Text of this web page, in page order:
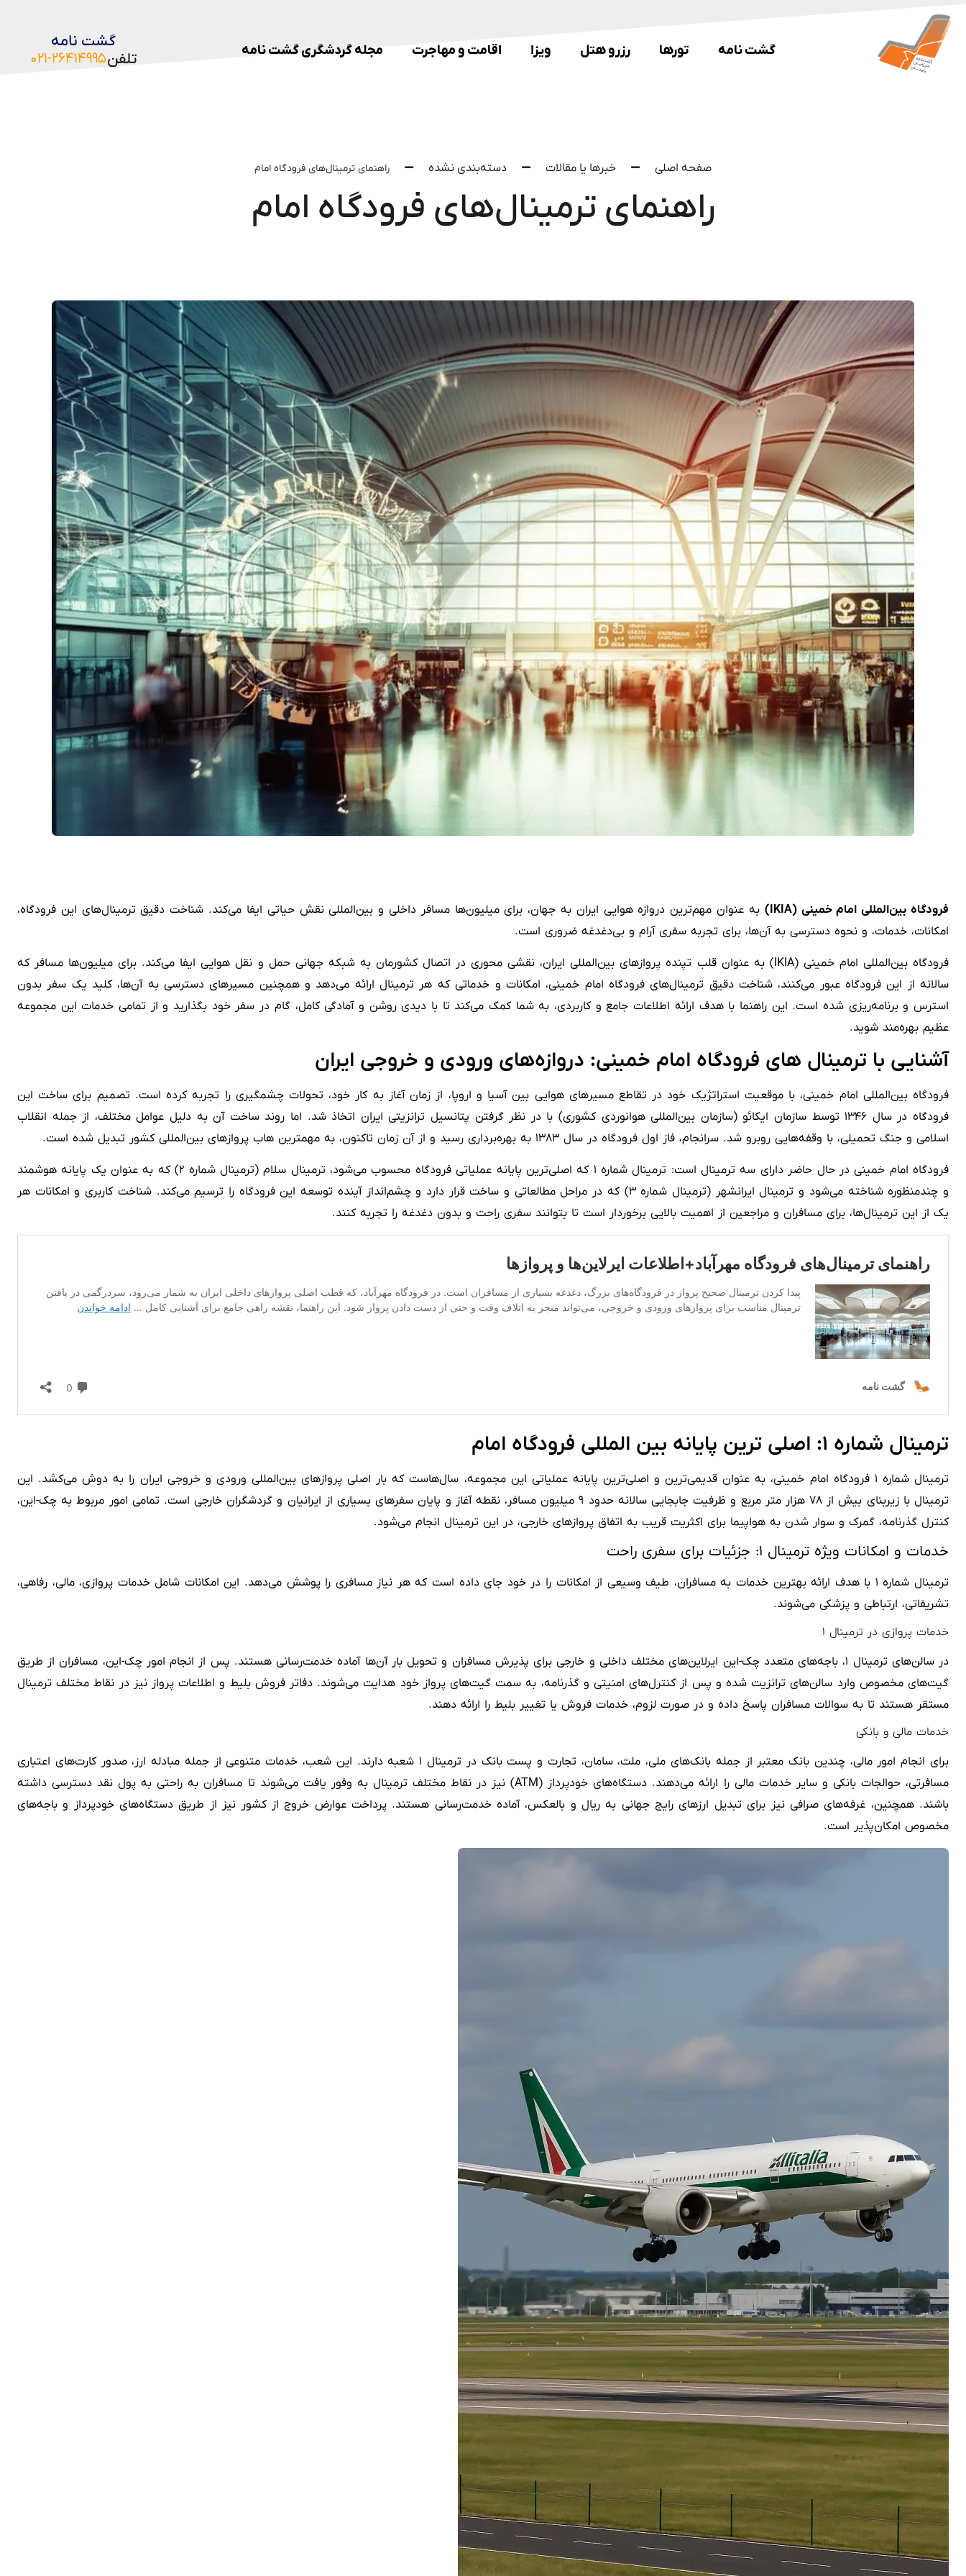
گشت نامه تورها رزرو هتل ویزا اقامت و مهاجرت مجله گردشگری گشت نامه
گشت نامه
تلفن۰۲۱-۲۶۴۱۴۹۹۵
صفحه اصلی خبرها یا مقالات دسته‌بندی نشده راهنمای ترمینال‌های فرودگاه امام
راهنمای ترمینال‌های فرودگاه امام
فرودگاه بین‌المللی امام خمینی (IKIA)
به عنوان مهم‌ترین دروازه هوایی ایران به جهان، برای میلیون‌ها مسافر داخلی و بین‌المللی نقش حیاتی ایفا می‌کند. شناخت دقیق ترمینال‌های این فرودگاه،
امکانات، خدمات، و نحوه دسترسی به آن‌ها، برای تجربه سفری آرام و بی‌دغدغه ضروری است.
فرودگاه بین‌المللی امام خمینی (IKIA) به عنوان قلب تپنده پروازهای بین‌المللی ایران، نقشی محوری در اتصال کشورمان به شبکه جهانی حمل و نقل هوایی ایفا می‌کند. برای میلیون‌ها مسافر که
سالانه از این فرودگاه عبور می‌کنند، شناخت دقیق ترمینال‌های فرودگاه امام خمینی، امکانات و خدماتی که هر ترمینال ارائه می‌دهد و همچنین مسیرهای دسترسی به آن‌ها، کلید یک سفر بدون
استرس و برنامه‌ریزی شده است. این راهنما با هدف ارائه اطلاعات جامع و کاربردی، به شما کمک می‌کند تا با دیدی روشن و آمادگی کامل، گام در سفر خود بگذارید و از تمامی خدمات این مجموعه
عظیم بهره‌مند شوید.
آشنایی با ترمینال های فرودگاه امام خمینی: دروازه‌های ورودی و خروجی ایران
فرودگاه بین‌المللی امام خمینی، با موقعیت استراتژیک خود در تقاطع مسیرهای هوایی بین آسیا و اروپا، از زمان آغاز به کار خود، تحولات چشمگیری را تجربه کرده است. تصمیم برای ساخت این
فرودگاه در سال ۱۳۴۶ توسط سازمان ایکائو (سازمان بین‌المللی هوانوردی کشوری) با در نظر گرفتن پتانسیل ترانزیتی ایران اتخاذ شد. اما روند ساخت آن به دلیل عوامل مختلف، از جمله انقلاب
اسلامی و جنگ تحمیلی، با وقفه‌هایی روبرو شد. سرانجام، فاز اول فرودگاه در سال ۱۳۸۳ به بهره‌برداری رسید و از آن زمان تاکنون، به مهمترین هاب پروازهای بین‌المللی کشور تبدیل شده است.
فرودگاه امام خمینی در حال حاضر دارای سه ترمینال است: ترمینال شماره ۱ که اصلی‌ترین پایانه عملیاتی فرودگاه محسوب می‌شود، ترمینال سلام (ترمینال شماره ۲) که به عنوان یک پایانه هوشمند
و چندمنظوره شناخته می‌شود و ترمینال ایرانشهر (ترمینال شماره ۳) که در مراحل مطالعاتی و ساخت قرار دارد و چشم‌انداز آینده توسعه این فرودگاه را ترسیم می‌کند. شناخت کاربری و امکانات هر
یک از این ترمینال‌ها، برای مسافران و مراجعین از اهمیت بالایی برخوردار است تا بتوانند سفری راحت و بدون دغدغه را تجربه کنند.
ترمینال شماره ۱: اصلی ترین پایانه بین المللی فرودگاه امام
ترمینال شماره ۱ فرودگاه امام خمینی، به عنوان قدیمی‌ترین و اصلی‌ترین پایانه عملیاتی این مجموعه، سال‌هاست که بار اصلی پروازهای بین‌المللی ورودی و خروجی ایران را به دوش می‌کشد. این
ترمینال با زیربنای بیش از ۷۸ هزار متر مربع و ظرفیت جابجایی سالانه حدود ۹ میلیون مسافر، نقطه آغاز و پایان سفرهای بسیاری از ایرانیان و گردشگران خارجی است. تمامی امور مربوط به چک-این،
کنترل گذرنامه، گمرک و سوار شدن به هواپیما برای اکثریت قریب به اتفاق پروازهای خارجی، در این ترمینال انجام می‌شود.
خدمات و امکانات ویژه ترمینال ۱: جزئیات برای سفری راحت
ترمینال شماره ۱ با هدف ارائه بهترین خدمات به مسافران، طیف وسیعی از امکانات را در خود جای داده است که هر نیاز مسافری را پوشش می‌دهد. این امکانات شامل خدمات پروازی، مالی، رفاهی،
تشریفاتی، ارتباطی و پزشکی می‌شوند.
خدمات پروازی در ترمینال ۱
در سالن‌های ترمینال ۱، باجه‌های متعدد چک-این ایرلاین‌های مختلف داخلی و خارجی برای پذیرش مسافران و تحویل بار آن‌ها آماده خدمت‌رسانی هستند. پس از انجام امور چک-این، مسافران از طریق
گیت‌های مخصوص وارد سالن‌های ترانزیت شده و پس از کنترل‌های امنیتی و گذرنامه، به سمت گیت‌های پرواز خود هدایت می‌شوند. دفاتر فروش بلیط و اطلاعات پرواز نیز در نقاط مختلف ترمینال
مستقر هستند تا به سوالات مسافران پاسخ داده و در صورت لزوم، خدمات فروش یا تغییر بلیط را ارائه دهند.
خدمات مالی و بانکی
برای انجام امور مالی، چندین بانک معتبر از جمله بانک‌های ملی، ملت، سامان، تجارت و پست بانک در ترمینال ۱ شعبه دارند. این شعب، خدمات متنوعی از جمله مبادله ارز، صدور کارت‌های اعتباری
مسافرتی، حوالجات بانکی و سایر خدمات مالی را ارائه می‌دهند. دستگاه‌های خودپرداز (ATM) نیز در نقاط مختلف ترمینال به وفور یافت می‌شوند تا مسافران به راحتی به پول نقد دسترسی داشته
باشند. همچنین، غرفه‌های صرافی نیز برای تبدیل ارزهای رایج جهانی به ریال و بالعکس، آماده خدمت‌رسانی هستند. پرداخت عوارض خروج از کشور نیز از طریق دستگاه‌های خودپرداز و باجه‌های
مخصوص امکان‌پذیر است.